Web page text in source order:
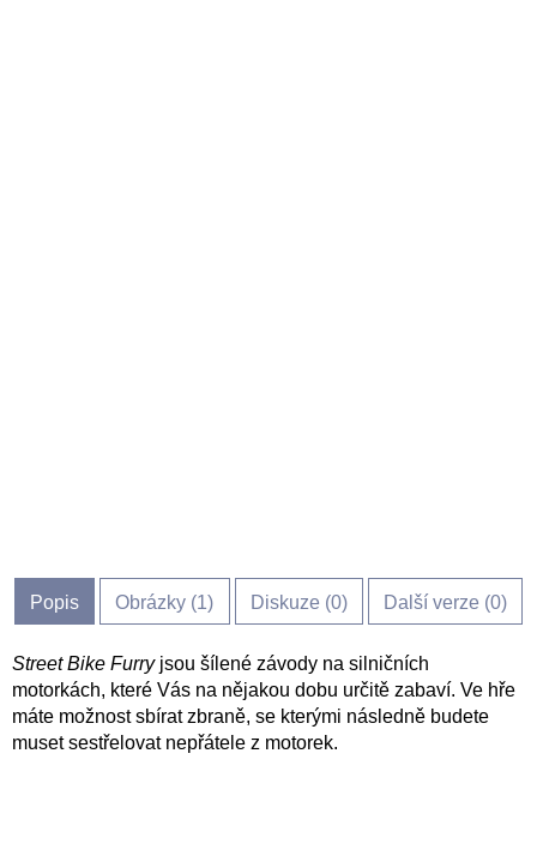
Popis Obrázky (1) Diskuze (0) Další verze (0)
Street Bike Furryjsou šílené závody na silničních
motorkách, které Vás na nějakou dobu určitě zabaví. Ve hře
máte možnost sbírat zbraně, se kterými následně budete
muset sestřelovat nepřátele z motorek.